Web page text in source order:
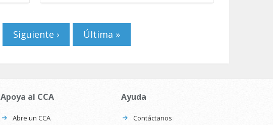
Siguiente › Última »
Apoya al CCA
Abre un CCA
Ayuda
Contáctanos